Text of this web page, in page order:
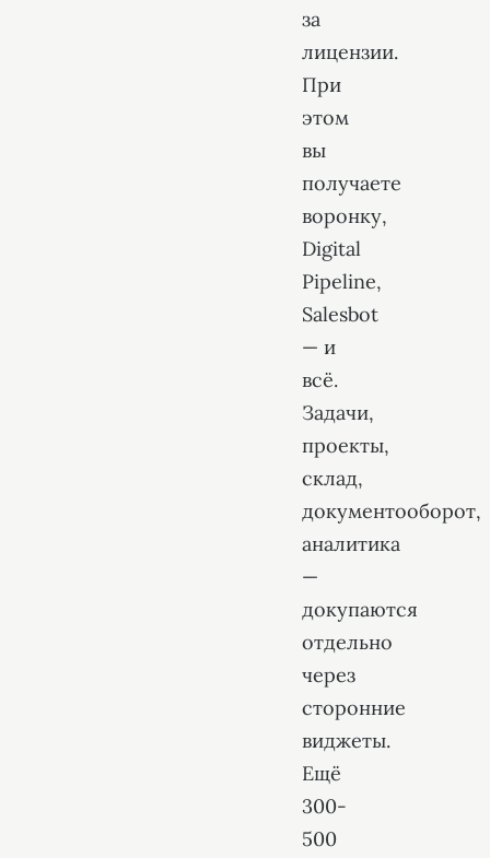
за
лицензии.
При
этом
вы
получаете
воронку,
Digital
Pipeline,
Salesbot
— и
всё.
Задачи,
проекты,
склад,
документооборот,
аналитика
—
докупаются
отдельно
через
сторонние
виджеты.
Ещё
300-
500